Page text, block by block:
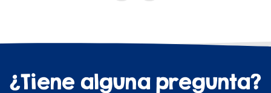
¿Tiene alguna pregunta?